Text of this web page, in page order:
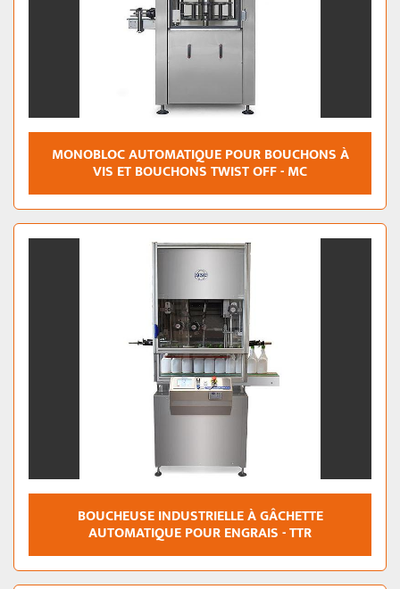
MONOBLOC AUTOMATIQUE POUR BOUCHONS À
VIS ET BOUCHONS TWIST OFF - MC
BOUCHEUSE INDUSTRIELLE À GÂCHETTE
AUTOMATIQUE POUR ENGRAIS - TTR